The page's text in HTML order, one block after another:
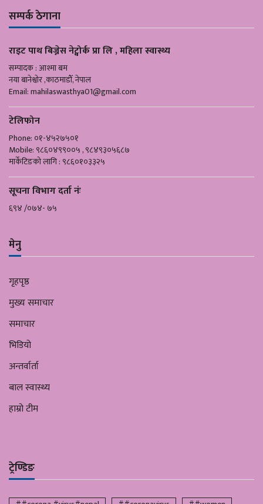
सम्पर्क ठेगाना
राइट पाथ बिज्नेस नेट्वोर्क प्रा लि , महिला स्वास्थ्य
सम्पादक : आश्मा बम
नया बानेश्वोर ,काठमाडौँ, नेपाल
Email:mahilaswasthya01@gmail.com
टेलिफोन
Phone: ०१-४५२७५०१
Mobile: ९८६०४९९००५ , ९८४९३०५६८७
मार्केटिङको लागि : ९८६०१०३३२५
सूचना विभाग दर्ता नंः
६९४ /०७४- ७५
मेनु
गृहपृष्ठ
मुख्य समाचार
समाचार
भिडियो
अन्तर्वार्ता
बाल स्वास्थ्य
हाम्रो टीम
ट्रेण्डिङ